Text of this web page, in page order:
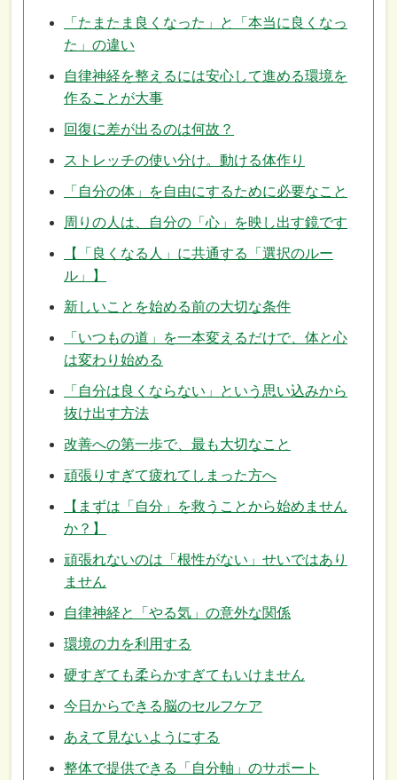
「たまたま良くなった」と「本当に良くなっ
た」の違い
自律神経を整えるには安心して進める環境を
作ることが大事
回復に差が出るのは何故？
ストレッチの使い分け。動ける体作り
「自分の体」を自由にするために必要なこと
周りの人は、自分の「心」を映し出す鏡です
【「良くなる人」に共通する「選択のルー
ル」】
新しいことを始める前の大切な条件
「いつもの道」を一本変えるだけで、体と心
は変わり始める
「自分は良くならない」という思い込みから
抜け出す方法
改善への第一歩で、最も大切なこと
頑張りすぎて疲れてしまった方へ
【まずは「自分」を救うことから始めません
か？】
頑張れないのは「根性がない」せいではあり
ません
自律神経と「やる気」の意外な関係
環境の力を利用する
硬すぎても柔らかすぎてもいけません
今日からできる脳のセルフケア
あえて見ないようにする
整体で提供できる「自分軸」のサポート